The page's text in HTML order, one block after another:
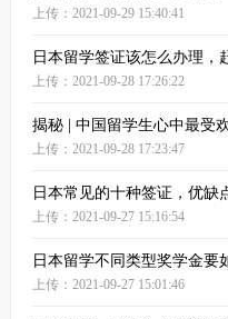
上传：2021-09-29 15:40:41
日本留学签证该怎么办理，
上传：2021-09-28 17:26:22
揭秘 | 中国留学生心中最受
上传：2021-09-28 17:23:47
日本常见的十种签证，优缺
上传：2021-09-27 15:16:54
日本留学不同类型奖学金要
上传：2021-09-27 15:01:46